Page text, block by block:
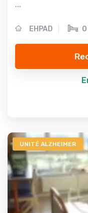
...
EHPAD
UNITÉ ALZHEIMER